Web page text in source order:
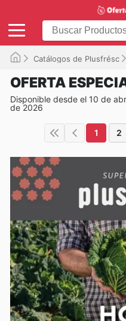
Catálogos de Plusfrésc
OFERTA
Disponible desde el 10 de
de 2026
1 2